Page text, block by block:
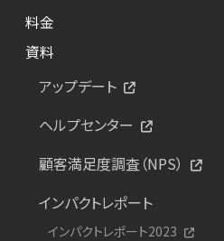
料金
資料
アップデート
ヘルプセンター
顧客満足度調査（NPS）
インパクトレポート
インパクトレポート2023